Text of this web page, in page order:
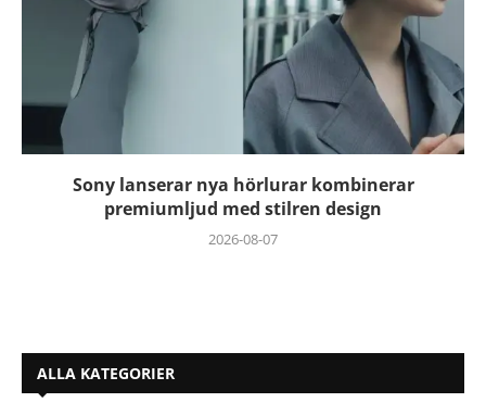
Sony lanserar nya hörlurar kombinerar
premiumljud med stilren design
2026-08-07
ALLA KATEGORIER